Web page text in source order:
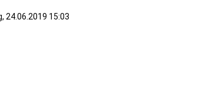
24.06.2019 15:03